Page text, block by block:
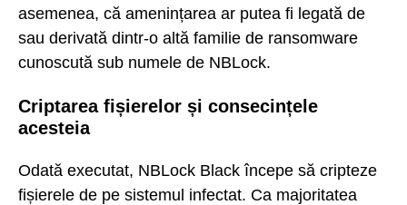
asemenea, că amenințarea ar putea fi legată de
sau derivată dintr-o altă familie de ransomware
cunoscută sub numele de NBLock.
Criptarea fișierelor și consecințele
acesteia
Odată executat, NBLock Black începe să cripteze
fișierele de pe sistemul infectat. Ca majoritatea